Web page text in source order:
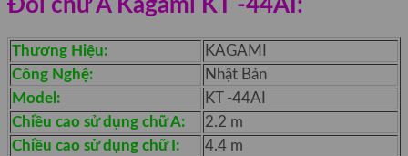
Đôi chữ A Kagami KT -44AI:
Thương Hiệu:
KAGAMI
Công Nghệ:
Nhật Bản
Model:
KT -44AI
Chiều cao sử dụng chữ A:
2.2 m
Chiều cao sử dụng chữ I:
4.4 m